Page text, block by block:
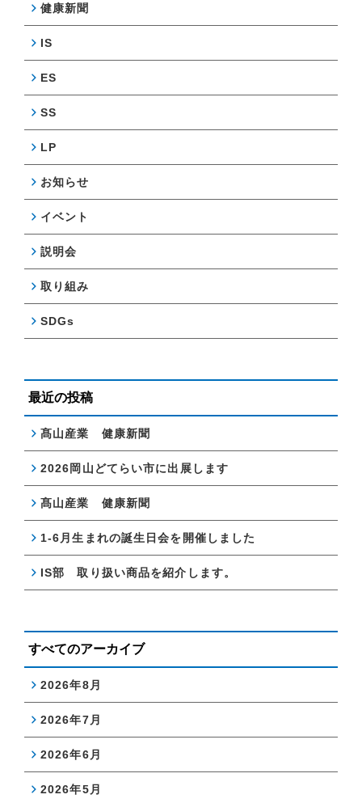
健康新聞
IS
ES
SS
LP
お知らせ
イベント
説明会
取り組み
SDGs
最近の投稿
髙山産業 健康新聞
2026岡山どてらい市に出展します
髙山産業 健康新聞
1-6月生まれの誕生日会を開催しました
IS部 取り扱い商品を紹介します。
すべてのアーカイブ
2026年8月
2026年7月
2026年6月
2026年5月